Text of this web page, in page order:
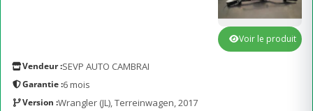
Vendeur :SEVP AUTO CAMBRAI
Garantie :6 mois
Version :Wrangler (JL), Terreinwagen, 2017
Voir le produit